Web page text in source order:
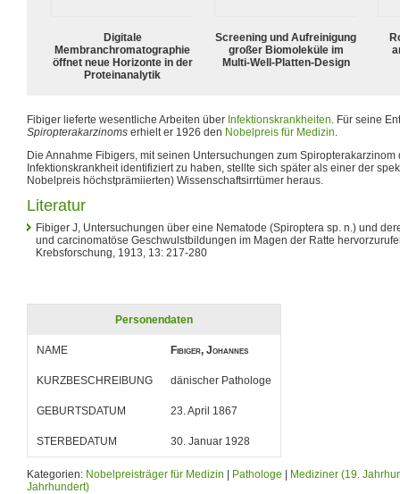
Digitale
Membranchromatographie
öffnet neue Horizonte in der
Proteinanalytik
Screening und Aufreinigung
großer Biomoleküle im
Multi-Well-Platten-Design
Fibiger lieferte wesentliche Arbeiten über Infektionskrankheiten. Für seine
Spiropterakarzinoms erhielt er 1926 den Nobelpreis für Medizin.
Die Annahme Fibigers, mit seinen Untersuchungen zum
Infektionskrankheit identifiziert zu haben, stellte sich später als einer der
Nobelpreis höchstprämiierten) Wissenschaftsirrtümer heraus.
Literatur
Fibiger J, Untersuchungen über eine Nematode (Spiroptera sp. n.) und
und carcinomatöse Geschwulstbildungen im Magen der Ratte
Krebsforschung, 1913, 13: 217-280
Personendaten
NAME Fibiger, Johannes
KURZBESCHREIBUNG dänischer Pathologe
GEBURTSDATUM 23. April 1867
STERBEDATUM 30. Januar 1928
Kategorien: Nobelpreisträger für Medizin Pathologe
Mediziner (19.
Jahrhundert)